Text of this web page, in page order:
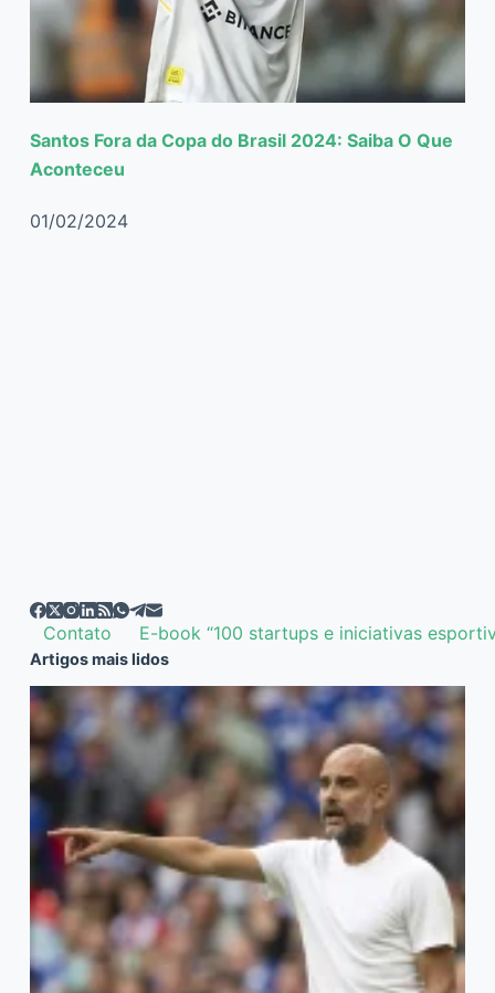
Santos Fora da Copa do Brasil 2024: Saiba O Que
Aconteceu
01/02/2024
Contato E-book “100 startups e iniciativas
Artigos mais lidos